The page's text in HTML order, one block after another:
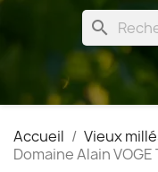
search
Accueil Vieux
Domaine Alain